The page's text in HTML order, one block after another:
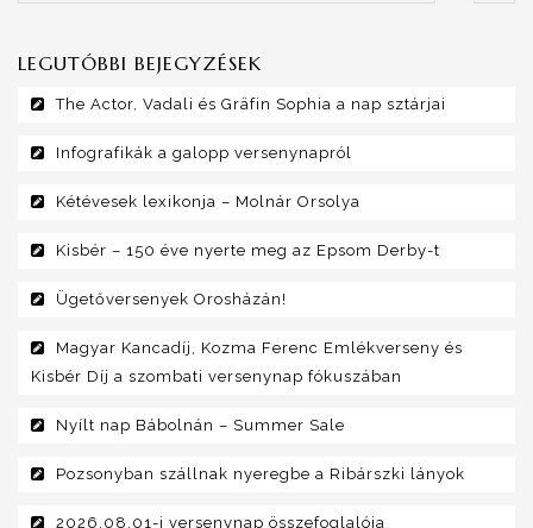
LEGUTÓBBI BEJEGYZÉSEK
The Actor, Vadali és Gräfin Sophia a nap sztárjai
Infografikák a galopp versenynapról
Kétévesek lexikonja – Molnár Orsolya
Kisbér – 150 éve nyerte meg az Epsom Derby-t
Ügetőversenyek Orosházán!
Magyar Kancadíj, Kozma Ferenc Emlékverseny és
Kisbér Díj a szombati versenynap fókuszában
Nyílt nap Bábolnán – Summer Sale
Pozsonyban szállnak nyeregbe a Ribárszki lányok
2026.08.01-i versenynap összefoglalója